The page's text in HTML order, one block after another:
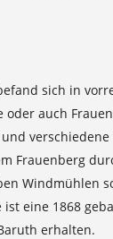
sich in
auch
Frauenberg
eine 1868
erhalten.